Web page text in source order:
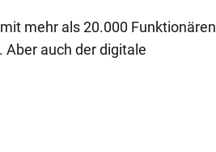
mehr als 20.000 Funktionären
Aber auch der digitale